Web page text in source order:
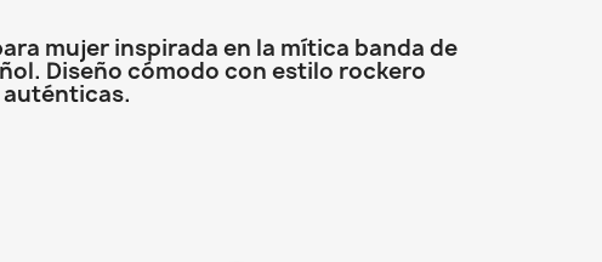
mujer inspirada en la mítica banda de
Diseño cómodo con estilo rockero